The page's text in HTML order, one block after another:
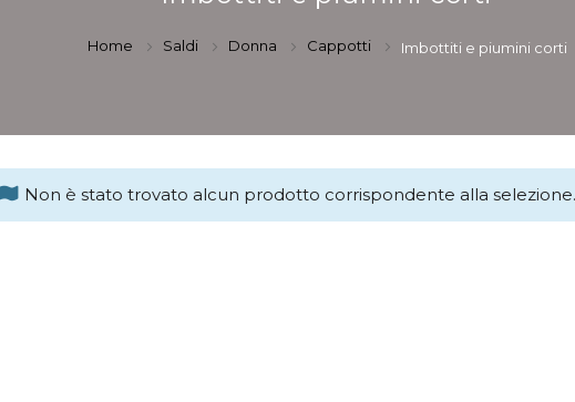
Home Saldi Donna Cappotti Imbottiti e piumini corti
Non è stato trovato alcun prodotto corrispondente alla selezione.